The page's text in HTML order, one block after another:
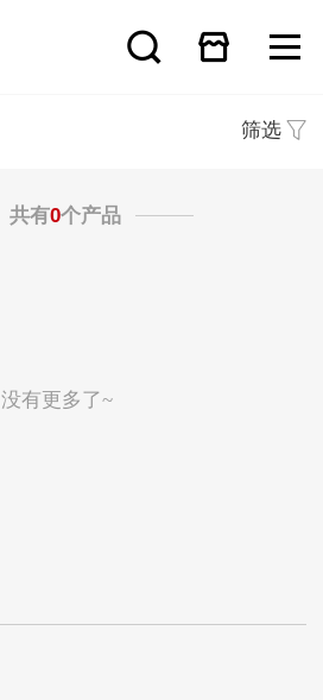
筛选
共有0个产品
没有更多了~